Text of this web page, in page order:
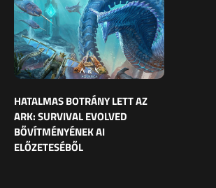
HATALMAS BOTRÁNY LETT AZ
ARK: SURVIVAL EVOLVED
BŐVÍTMÉNYÉNEK AI
ELŐZETESÉBŐL